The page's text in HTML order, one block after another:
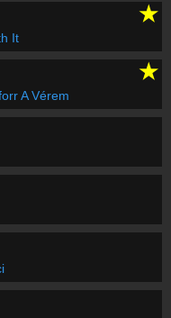
★
It
★
A Vérem